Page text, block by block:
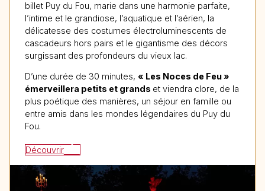
billet Puy du Fou, marie dans une harmonie parfaite,
l’intime et le grandiose, l’aquatique et l’aérien, la
délicatesse des costumes électroluminescents de
cascadeurs hors pairs et le gigantisme des décors
surgissant des profondeurs du vieux lac.
D’une durée de 30 minutes, « Les Noces de Feu »
émerveillera petits et grands et viendra clore, de la
plus poétique des manières, un séjour en famille ou
entre amis dans les mondes légendaires du Puy du
Fou.
Découvrir